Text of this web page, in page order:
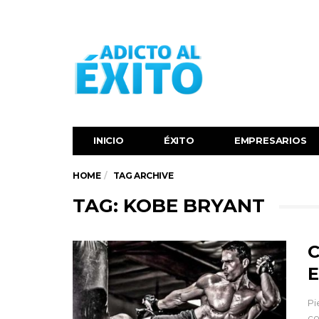
INICIO ÉXITO‬ EMPRESARIOS
HOME TAG ARCHIVE
TAG: KOBE BRYANT